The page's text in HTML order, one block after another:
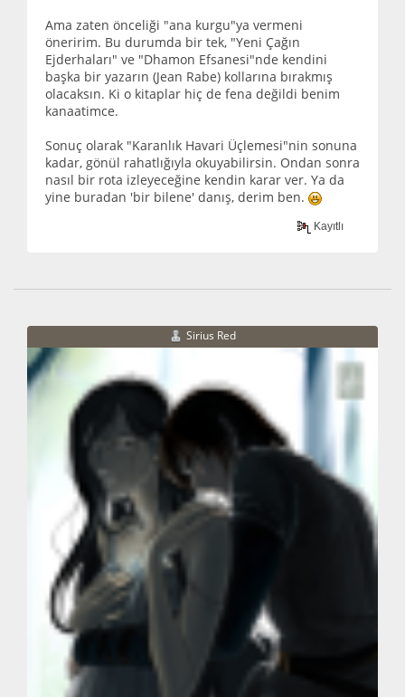
Ama zaten önceliği "ana kurgu"ya vermeni
öneririm. Bu durumda bir tek, "Yeni Çağın
Ejderhaları" ve "Dhamon Efsanesi"nde kendini
başka bir yazarın (Jean Rabe) kollarına bırakmış
olacaksın. Ki o kitaplar hiç de fena değildi benim
kanaatimce.
Sonuç olarak "Karanlık Havari Üçlemesi"nin sonuna
kadar, gönül rahatlığıyla okuyabilirsin. Ondan sonra
nasıl bir rota izleyeceğine kendin karar ver. Ya da
yine buradan 'bir bilene' danış, derim ben.
Kayıtlı
Sirius Red